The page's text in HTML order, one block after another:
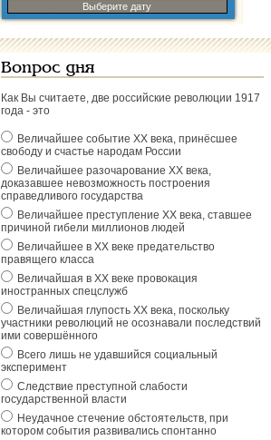
Выберите дату
Вопрос дня
Как Вы считаете, две российские революции 1917
года - это
Величайшее событие ХХ века, принёсшее
свободу и счастье народам России
Величайшее разочарование ХХ века,
доказавшее невозможность построения
справедливого государства
Величайшее преступление ХХ века, ставшее
причиной гибели миллионов людей
Величайшее в ХХ веке предательство
правящего класса
Величайшая в ХХ веке провокация
иностранных спецслужб
Величайшая глупость ХХ века, поскольку
участники революций не осознавали последствий
ими совершённого
Всего лишь не удавшийся социальный
эксперимент
Следствие преступной слабости
государственной власти
Неудачное стечение обстоятельств, при
котором события развивались спонтанно